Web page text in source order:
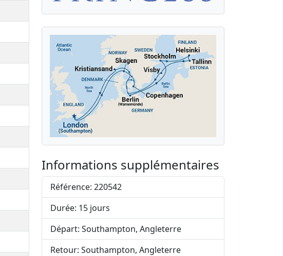
Informations supplémentaires
Référence: 220542
Durée: 15 jours
Départ: Southampton, Angleterre
Retour: Southampton, Angleterre